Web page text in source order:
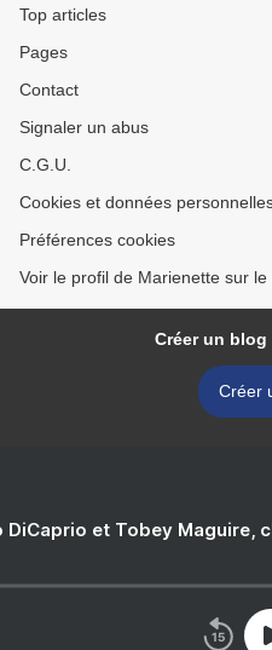
Top articles
Pages
Contact
Signaler un abus
C.G.U.
Cookies et données
Préférences cookies
Voir le profil de Marienette sur
Créer un
Créer
DiCaprio et Tobey Maguire,